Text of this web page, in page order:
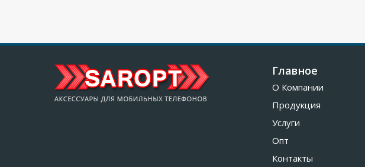
Главное
О Компании
Продукция
Услуги
Опт
Контакты